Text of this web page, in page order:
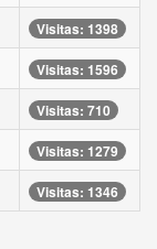
Visitas: 1398
Visitas: 1596
Visitas: 710
Visitas: 1279
Visitas: 1346